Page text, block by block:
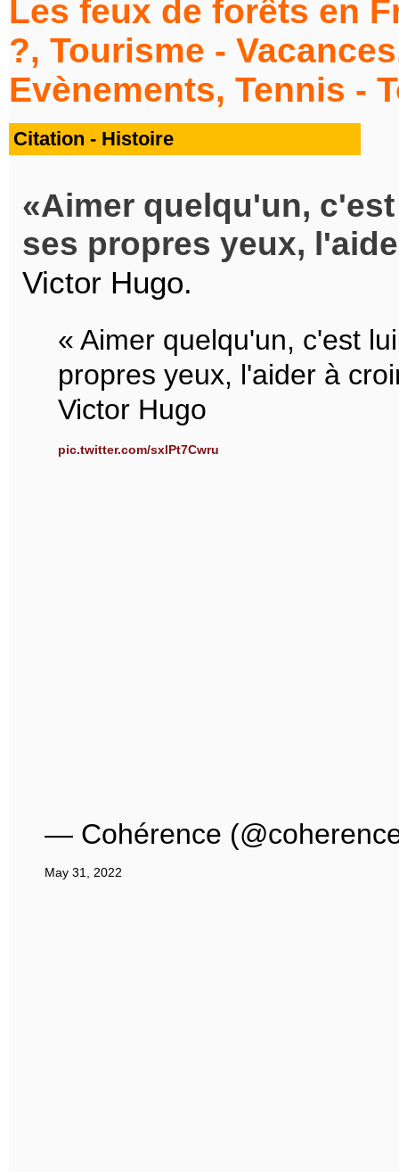
Les feux de forêts en
?, Tourisme -
Evènements, Tennis -
Citation - Histoire
Aimer quelqu'un,
ses propres yeux,
Victor Hugo.
« Aimer quelqu'un, c'est
propres yeux, l'aider à
Victor Hugo
pic.twitter.com/sxlPt7Cwru
— Cohérence
May 31, 2022